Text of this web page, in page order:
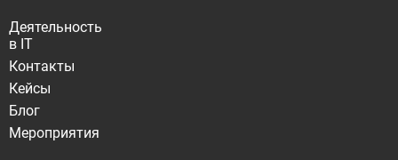
Деятельность
в IT
Контакты
Кейсы
Блог
Мероприятия